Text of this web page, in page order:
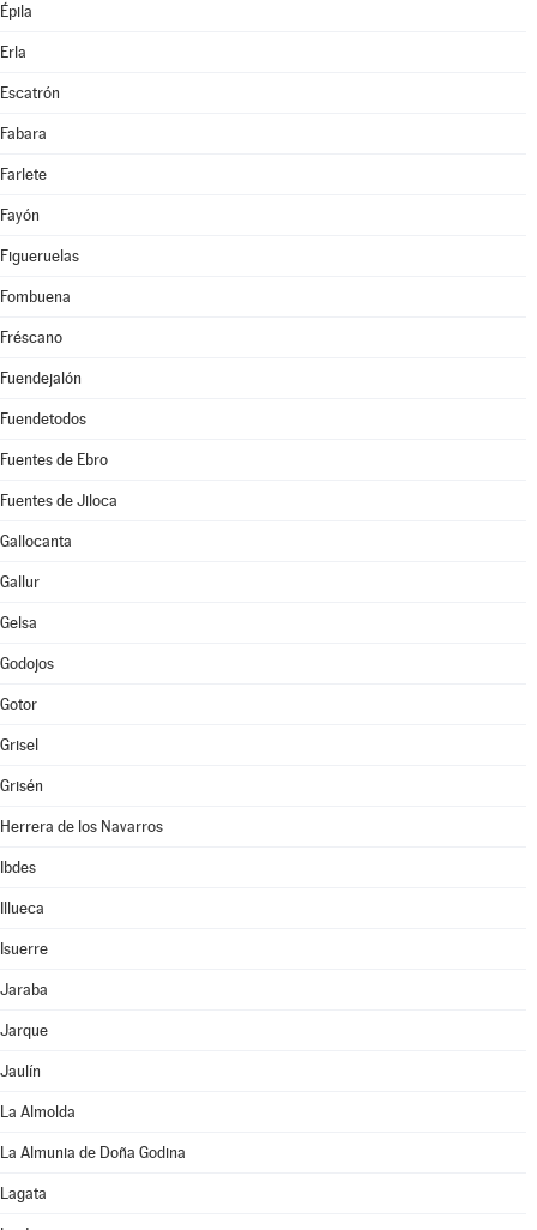
Épila
Erla
Escatrón
Fabara
Farlete
Fayón
Figueruelas
Fombuena
Fréscano
Fuendejalón
Fuendetodos
Fuentes de Ebro
Fuentes de Jiloca
Gallocanta
Gallur
Gelsa
Godojos
Gotor
Grisel
Grisén
Herrera de los Navarros
Ibdes
Illueca
Isuerre
Jaraba
Jarque
Jaulín
La Almolda
La Almunia de Doña Godina
Lagata